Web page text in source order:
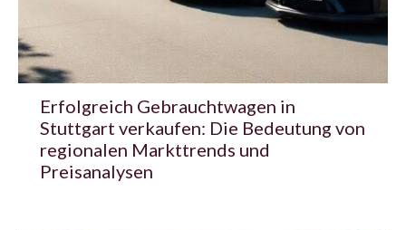
Erfolgreich Gebrauchtwagen in
Stuttgart verkaufen: Die Bedeutung von
regionalen Markttrends und
Preisanalysen